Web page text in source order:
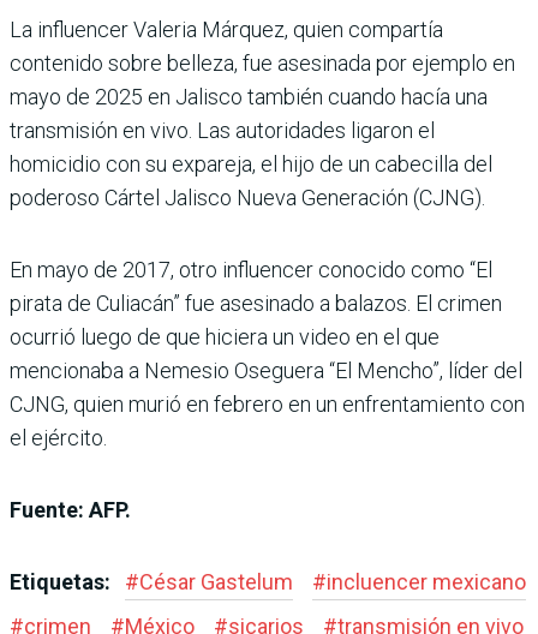
La influencer Valeria Márquez, quien compartía
contenido sobre belleza, fue asesinada por ejemplo en
mayo de 2025 en Jalisco también cuando hacía una
transmisión en vivo. Las autoridades ligaron el
homicidio con su expareja, el hijo de un cabecilla del
poderoso Cártel Jalisco Nueva Generación (CJNG).
En mayo de 2017, otro influencer conocido como “El
pirata de Culiacán” fue asesinado a balazos. El crimen
ocurrió luego de que hiciera un video en el que
mencionaba a Nemesio Oseguera “El Mencho”, líder del
CJNG, quien murió en febrero en un enfrentamiento con
el ejército.
Fuente: AFP.
Etiquetas: #César Gastelum #incluencer mexicano
#crimen #México #sicarios #transmisión en vivo